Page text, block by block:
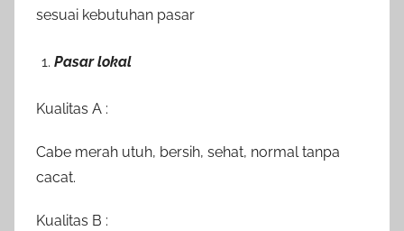
sesuai kebutuhan pasar
Pasar lokal
Kualitas A :
Cabe merah utuh, bersih, sehat, normal tanpa
cacat.
Kualitas B :